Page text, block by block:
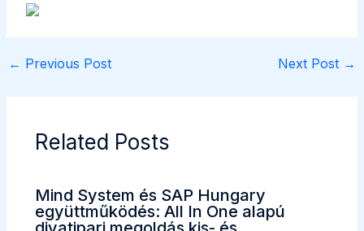
← Previous Post Next Post →
Related Posts
Mind System és SAP Hungary
együttműködés: All In One alapú